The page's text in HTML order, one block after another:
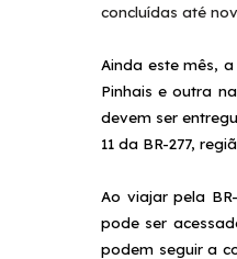
concluídas até
Ainda este mês,
Pinhais e outra
devem ser
11 da BR-277,
Ao viajar pela
pode ser
podem seguir a